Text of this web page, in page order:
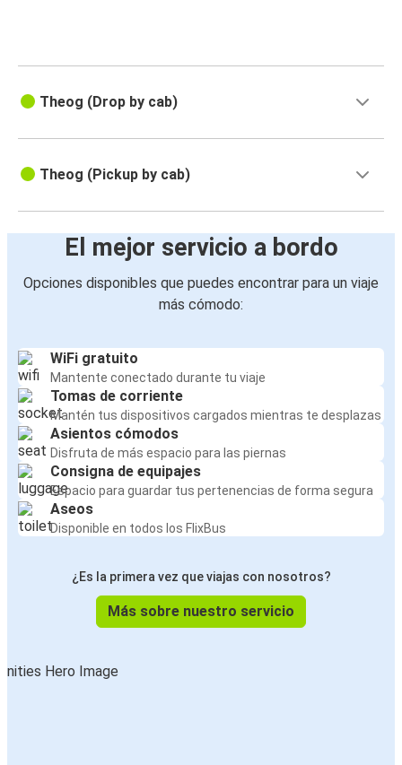
Theog (Drop by cab)
Theog (Pickup by cab)
El mejor servicio a bordo
Opciones disponibles que puedes encontrar para un viaje
más cómodo:
WiFi gratuito
Mantente conectado durante tu viaje
Tomas de corriente
Mantén tus dispositivos cargados mientras te desplazas
Asientos cómodos
Disfruta de más espacio para las piernas
Consigna de equipajes
Espacio para guardar tus pertenencias de forma segura
Aseos
Disponible en todos los FlixBus
¿Es la primera vez que viajas con nosotros?
Más sobre nuestro servicio